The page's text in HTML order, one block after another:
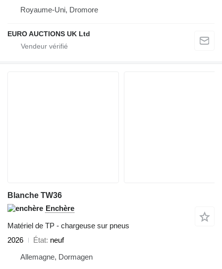
Royaume-Uni, Dromore
EURO AUCTIONS UK Ltd
Blanche TW36
Enchère
Matériel de TP - chargeuse sur pneus
2026
État neuf
Allemagne, Dormagen